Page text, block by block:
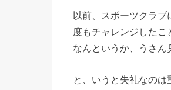
以前、スポーツクラ
度もチャレンジしたこ
なんというか、うさん
と、いうと失礼なの